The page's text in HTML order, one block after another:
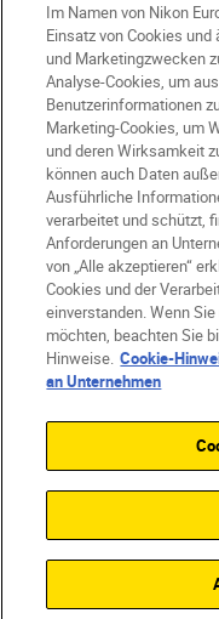
DE Nikon
Kontakt
Cookie-Hinweise
Cookie-
© 2026 Nikon
Im Namen von Nikon
Einsatz von Cookies
und Marketingzwecken
Analyse-Cookies, um
Benutzerinformationen
Marketing-Cookies, um
und deren Wirksamkeit
können auch Daten
Ausführliche
verarbeitet und schützt,
Anforderungen an
von „Alle akzeptieren“
Cookies und der
einverstanden. Wenn
möchten, beachten Sie
Hinweise. Cookie-
an Unternehmen